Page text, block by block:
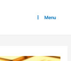
Menu